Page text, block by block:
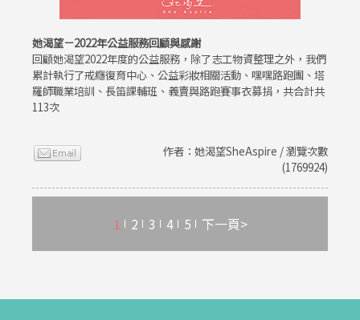
她渴望－2022年公益服務回顧與感謝
回顧她渴望2022年度的公益服務，除了志工物資整理之外，我們
累計執行了戒癮復育中心、公益彩妝相關活動、嘿嘿路跑團、塔
羅師職業培訓、長笛課輔班、義賣與路跑賽事衣募捐，共合計共
113次
作者：她渴望SheAspire / 瀏覽次數
(1769924)
1 2 3 4 5 下一頁>